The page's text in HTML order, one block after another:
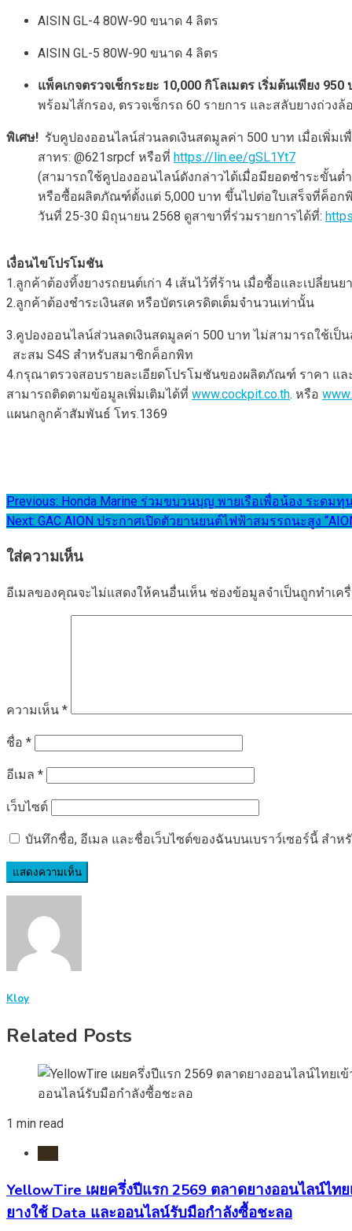
AISIN GL-4 80W-90 ขนาด 4 ลิตร
AISIN GL-5 80W-90 ขนาด 4 ลิตร
แพ็คเกจตรวจเช็กระยะ 10,000 กิโลเมตร เริ่มต้นเพียง 950
พร้อมไส้กรอง, ตรวจเช็กรถ 60 รายการ และสลับยางถ่วงล้
พิเศษ! รับคูปองออนไลน์ส่วนลดเงินสดมูลค่า 500 บาท เมื่อเ
สาทร: @621srpcf หรือที่ https://lin.ee/gSL1Yt7
(สามารถใช้คูปองออนไลน์ดังกล่าวได้เมื่อมียอดชำระขั้นต่ำ
หรือซื้อผลิตภัณฑ์ตั้งแต่ 5,000 บาท ขึ้นไปต่อใบเสร็จที่ค็อก
วันที่ 25-30 มิถุนายน 2568 ดูสาขาที่ร่วมรายการได้ที่:
เงื่อนไขโปรโมชัน
1.ลูกค้าต้องทิ้งยางรถยนต์เก่า 4 เส้นไว้ที่ร้าน เมื่อซื้อและเปลี่ยน
2.ลูกค้าต้องชำระเงินสด หรือบัตรเครดิตเต็มจำนวนเท่านั้น
3.คูปองออนไลน์ส่วนลดเงินสดมูลค่า 500 บาท ไม่สามารถใช้เ
สะสม S4S สำหรับสมาชิกค็อกพิท
4.กรุณาตรวจสอบรายละเอียดโปรโมชันของผลิตภัณฑ์ ราคา แล
สามารถติดตามข้อมูลเพิ่มเติมได้ที่ www.cockpit.co.th. หรือ
แผนกลูกค้าสัมพันธ์ โทร.1369
แนะแนว
เรื่อง
Previous: Honda Marine ร่วมขบวนบุญ พายเรือเพื่อน้อง ระดมทุ
Next: GAC AION ประกาศเปิดตัวยานยนต์ไฟฟ้าสมรรถนะสูง
ใส่ความเห็น
อีเมลของคุณจะไม่แสดงให้คนอื่นเห็น ช่องข้อมูลจำเป็นถูกทำเค
ความเห็น *
ชื่อ *
อีเมล *
เว็บไซต์
บันทึกชื่อ, อีเมล และชื่อเว็บไซต์ของฉันบนเบราว์เซอร์นี้ สำห
Kloy
Related Posts
1 min read
YellowTire เผยครึ่งปีแรก 2569 ตลาดยางออนไลน์ไท
ยางใช้ Data และออนไลน์รับมือกำลังซื้อชะลอ